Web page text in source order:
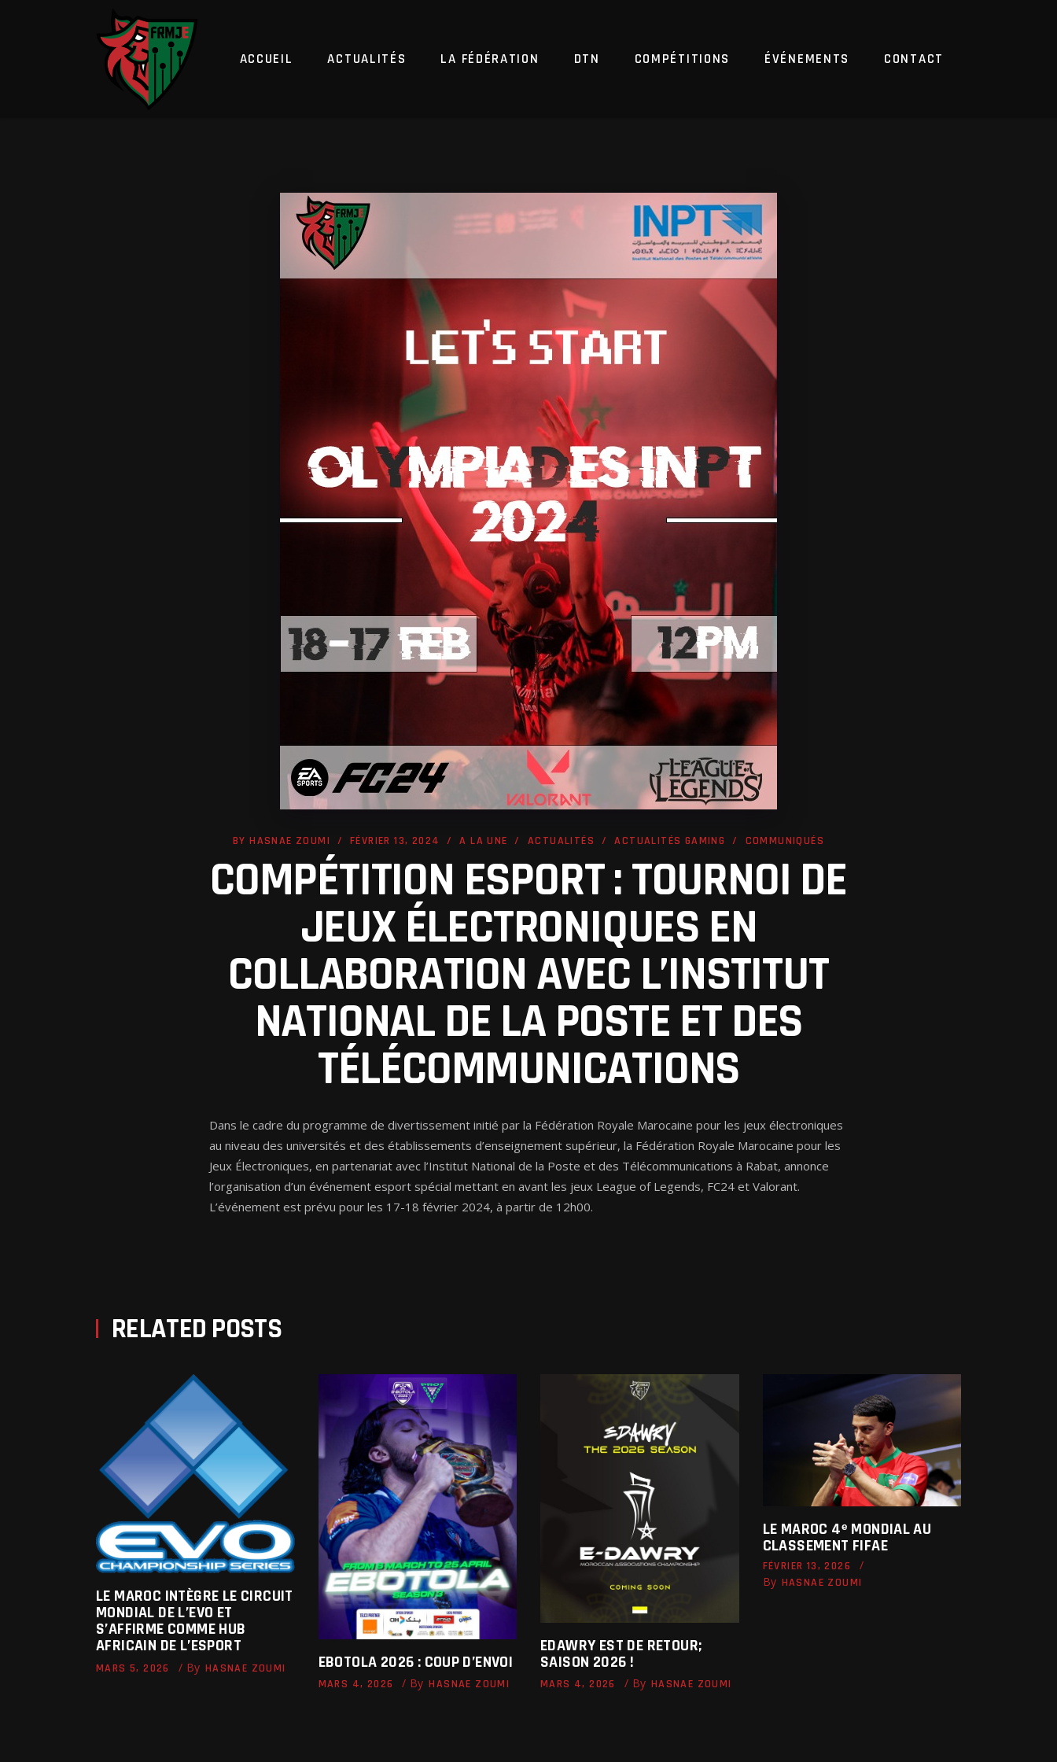
ACCUEIL ACTUALITÉS LA FÉDÉRATION DTN COMPÉTITIONS ÉVÉNEMENTS CONTACT
BYHASNAE ZOUMI FÉVRIER 13, 2024 A LA UNE ACTUALITÉS ACTUALITÉS GAMING COMMUNIQUÉS
COMPÉTITION ESPORT : TOURNOI DE
JEUX ÉLECTRONIQUES EN
COLLABORATION AVEC L’INSTITUT
NATIONAL DE LA POSTE ET DES
TÉLÉCOMMUNICATIONS
Dans le cadre du programme de divertissement initié par la Fédération Royale Marocaine pour les jeux électroniques
au niveau des universités et des établissements d’enseignement supérieur, la Fédération Royale Marocaine pour les
Jeux Électroniques, en partenariat avec l’Institut National de la Poste et des Télécommunications à Rabat, annonce
l’organisation d’un événement esport spécial mettant en avant les jeux League of Legends, FC24 et Valorant.
L’événement est prévu pour les 17-18 février 2024, à partir de 12h00.
RELATED POSTS
LE MAROC INTÈGRE LE CIRCUIT
MONDIAL DE L’EVO ET
S’AFFIRME COMME HUB
AFRICAIN DE L’ESPORT
MARS 5, 2026 By HASNAE ZOUMI EBOTOLA 2026 : COUP D’ENVOI
MARS 4, 2026 By HASNAE ZOUMI
EDAWRY EST DE RETOUR;
SAISON 2026 !
MARS 4, 2026 By HASNAE ZOUMI
LE MAROC 4ᵉ MONDIAL AU
CLASSEMENT FIFAE
FÉVRIER 13, 2026
By HASNAE ZOUMI